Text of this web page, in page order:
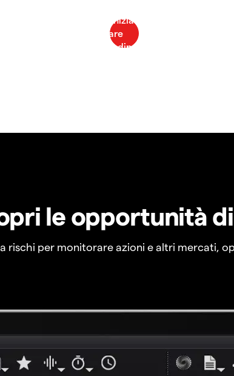
le opportunità
rischi per monitorare azioni e altri mercati,